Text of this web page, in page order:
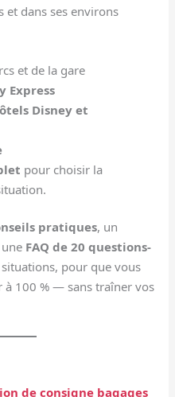
et dans ses environs
et de la gare
Express
Disney et
pour choisir la
pratiques, un
FAQ de 20 questions-
pour que vous
à 100 % — sans traîner vos
de consigne bagages